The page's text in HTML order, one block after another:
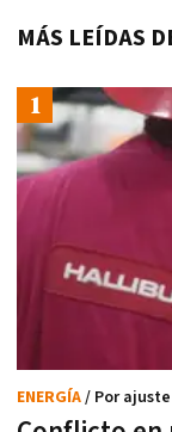
MÁS LEÍDAS
ENERGÍA/ Por